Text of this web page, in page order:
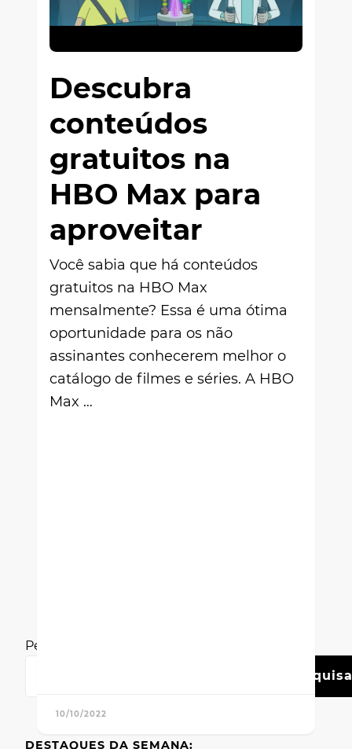
Descubra
conteúdos
gratuitos na
HBO Max para
aproveitar
Você sabia que há conteúdos
gratuitos na HBO Max
mensalmente? Essa é uma ótima
oportunidade para os não
assinantes conhecerem melhor o
catálogo de filmes e séries. A HBO
Max …
10/10/2022
Pesquisar
DESTAQUES DA SEMANA: